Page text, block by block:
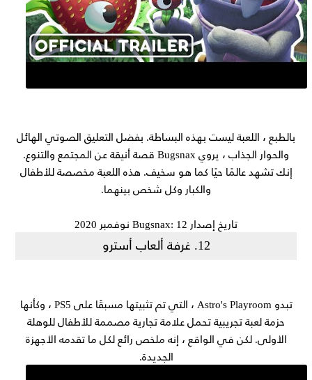
بالطبع ، اللعبة ليست بهذه البساطة. بفضل التعليق الصوتي الهائل
والحوار الجذاب ، يروي Bugsnax قصة أنيقة عن المجتمع والتنوع.
إنك تشهد عالمًا حيًا كما هو سخيف. هذه اللعبة مخصصة للأطفال
والكبار وكل شخص بينهما.
تاريخ إصدار Bugsnax: 12 نوفمبر 2020
12. غرفة ألعاب أسترو
تبدو Astro's Playroom ، التي تم تثبيتها مسبقًا على PS5 ، وكأنها
حزمة لعبة تجريبية تحمل علامة تجارية مصممة للأطفال للوهلة
الأولى. لكن في الواقع ، إنه ملخص رائع لكل ما تقدمه الأجهزة
الجديدة.